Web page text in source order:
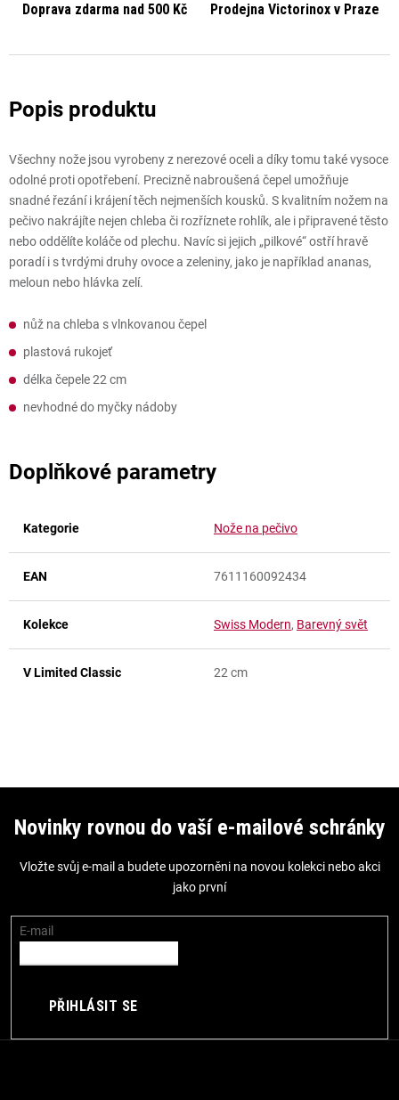
Doprava zdarma nad 500 Kč Prodejna Victorinox v Praze
Všechny nože jsou vyrobeny z nerezové oceli a díky tomu také vysoce
odolné proti opotřebení. Precizně nabroušená čepel umožňuje
snadné řezání i krájení těch nejmenších kousků. S kvalitním nožem na
pečivo nakrájíte nejen chleba či rozříznete rohlík, ale i připravené těsto
nebo oddělíte koláče od plechu. Navíc si jejich „pilkové“ ostří hravě
poradí i s tvrdými druhy ovoce a zeleniny, jako je například ananas,
meloun nebo hlávka zelí.
nůž na chleba s vlnkovanou čepel
plastová rukojeť
délka čepele 22 cm
nevhodné do myčky nádoby
Doplňkové parametry
Kategorie Nože na pečivo
EAN 7611160092434
Kolekce Swiss Modern, Barevný svět
V Limited Classic 22 cm
Novinky rovnou do vaší e-mailové schránky
Vložte svůj e-mail a budete upozorněni na novou kolekci nebo akci
jako první
E-mail
PŘIHLÁSIT SE